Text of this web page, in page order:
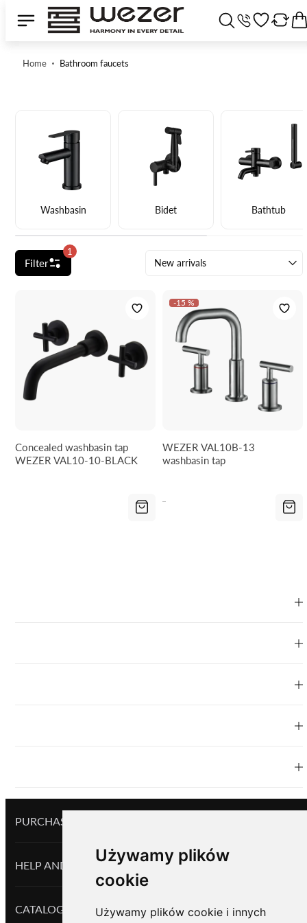
Używamy plików
cookie
Używamy plików cookie i innych
Home Bathroom faucets
Washbasin Bidet Bathtub
Filter
1
New arrivals
Concealed washbasin tap
WEZER VAL10-10-BLACK
-15 %
WEZER VAL10B-13
washbasin tap
PURCHASES AND RETURNS
HELP AND INFORMATION
CATALOG PRODUCTS